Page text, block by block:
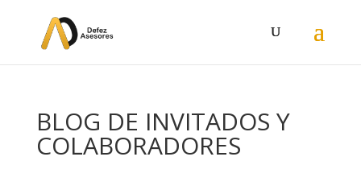
BLOG DE INVITADOS Y
COLABORADORES